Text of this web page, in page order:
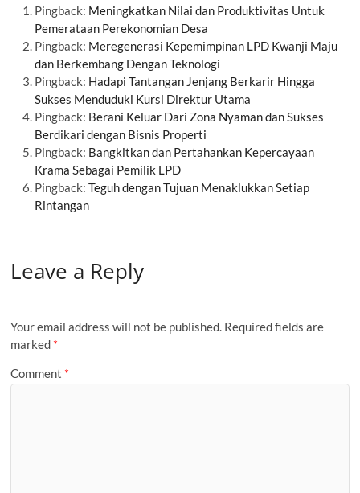
Pingback: Meningkatkan Nilai dan Produktivitas Untuk
Pemerataan Perekonomian Desa
Pingback: Meregenerasi Kepemimpinan LPD Kwanji Maju
dan Berkembang Dengan Teknologi
Pingback: Hadapi Tantangan Jenjang Berkarir Hingga
Sukses Menduduki Kursi Direktur Utama
Pingback: Berani Keluar Dari Zona Nyaman dan Sukses
Berdikari dengan Bisnis Properti
Pingback: Bangkitkan dan Pertahankan Kepercayaan
Krama Sebagai Pemilik LPD
Pingback:Teguh dengan Tujuan Menaklukkan Setiap
Rintangan
Leave a Reply
Your email address will not be published. Required fields are
marked *
Comment *